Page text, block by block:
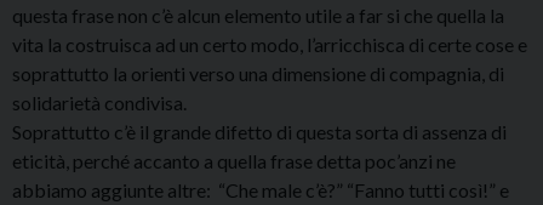
questa frase non c’è alcun elemento utile a far si che quella la
vita la costruisca ad un certo modo, l’arricchisca di certe cose e
soprattutto la orienti verso una dimensione di compagnia, di
solidarietà condivisa.
Soprattutto c’è il grande difetto di questa sorta di assenza di
eticità, perché accanto a quella frase detta poc’anzi ne
abbiamo aggiunte altre: “Che male c’è?” “Fanno tutti così!” e